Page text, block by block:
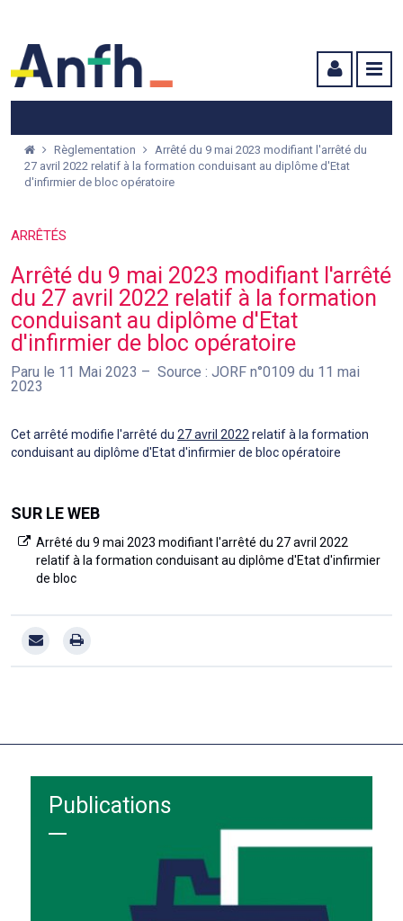
Règlementation
Arrêté du 9 mai 2023 modifiant l'arrêté du
27 avril 2022 relatif à la formation conduisant au diplôme d'Etat
d'infirmier de bloc opératoire
ARRÊTÉS
Arrêté du 9 mai 2023 modifiant l'arrêté
du 27 avril 2022 relatif à la formation
conduisant au diplôme d'Etat
d'infirmier de bloc opératoire
Paru le 11 Mai 2023
Source : JORF n°0109 du 11 mai
2023
Cet arrêté modifie l'arrêté du 27 avril 2022relatif à la formation
conduisant au diplôme d'Etat d'infirmier de bloc opératoire
SUR LE WEB
Arrêté du 9 mai 2023 modifiant l'arrêté du 27 avril 2022
relatif à la formation conduisant au diplôme d'Etat d'infirmier
de bloc
Publications